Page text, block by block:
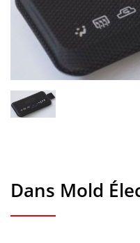
Dans Mold